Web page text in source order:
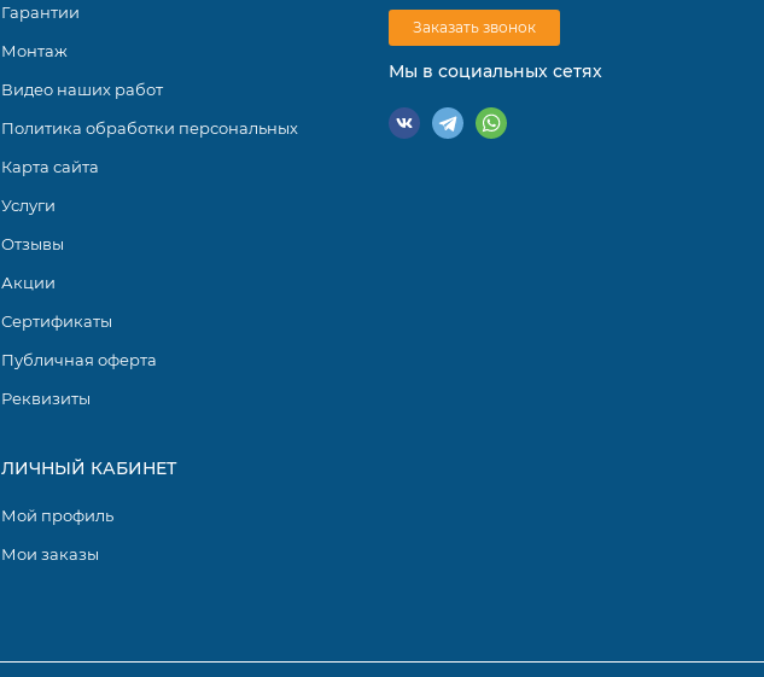
Гарантии
Монтаж
Видео наших работ
Политика обработки персональных
Карта сайта
Услуги
Отзывы
Акции
Сертификаты
Публичная оферта
Реквизиты
ЛИЧНЫЙ КАБИНЕТ
Мой профиль
Мои заказы
Заказать звонок
Мы в социальных сетях